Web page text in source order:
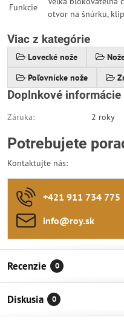
Funkcie
otvor na šnúrku,
Viac z kategórie
Lovecké nože
Poľovnícke nože
Doplnkové informácie
Záruka: 2 roky
Potrebujete
Kontaktujte nás:
+421 911 734 775
info​@roy​.sk
Recenzie 0
Diskusia 0